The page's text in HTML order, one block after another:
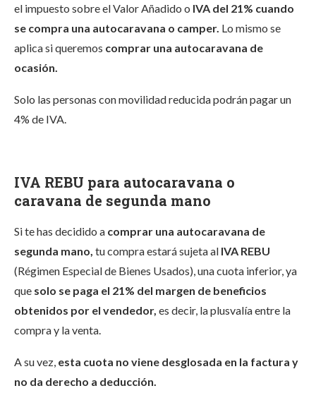
el impuesto sobre el Valor Añadido o IVA del 21% cuando
se compra una autocaravana o camper. Lo mismo se
aplica si queremos comprar una autocaravana de
ocasión.
Solo las personas con movilidad reducida podrán pagar un
4% de IVA.
IVA REBU para autocaravana o
caravana de segunda mano
Si te has decidido a comprar una autocaravana de
segunda mano, tu compra estará sujeta al IVA REBU
(Régimen Especial de Bienes Usados), una cuota inferior, ya
que solo se paga el 21% del margen de beneficios
obtenidos por el vendedor, es decir, la plusvalía entre la
compra y la venta.
A su vez, esta cuota no viene desglosada en la factura y
no da derecho a deducción.